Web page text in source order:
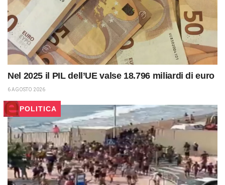
Nel 2025 il PIL dell’UE valse 18.796 miliardi di euro
6 AGOSTO 2026
POLITICA